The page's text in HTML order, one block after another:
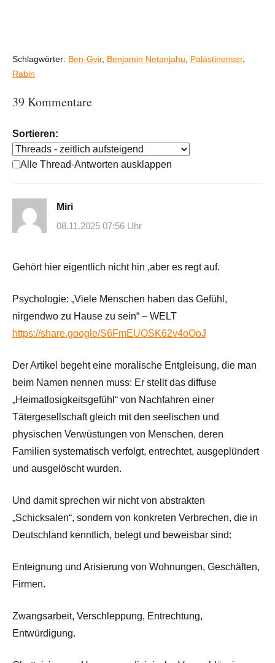
Schlagwörter: Ben-Gvir, Benjamin Netanjahu Palästinenser,
Rabin
39 Kommentare
Sortieren:
Alle Thread-Antworten ausklappen
Miri
08.11.2025 07:56 Uhr
Gehört hier eigentlich nicht hin ,aber es regt auf.
Psychologie: „Viele Menschen haben das Gefühl,
nirgendwo zu Hause zu sein“ – WELT
https://share.google/S6FmEUOSK62v4oOoJ
Der Artikel begeht eine moralische Entgleisung, die man
beim Namen nennen muss: Er stellt das diffuse
„Heimatlosigkeitsgefühl“ von Nachfahren einer
Tätergesellschaft gleich mit den seelischen und
physischen Verwüstungen von Menschen, deren
Familien systematisch verfolgt, entrechtet, ausgeplündert
und ausgelöscht wurden.
Und damit sprechen wir nicht von abstrakten
„Schicksalen“, sondern von konkreten Verbrechen, die in
Deutschland kenntlich, belegt und beweisbar sind:
Enteignung und Arisierung von Wohnungen, Geschäften,
Firmen.
Zwangsarbeit, Verschleppung, Entrechtung,
Entwürdigung.